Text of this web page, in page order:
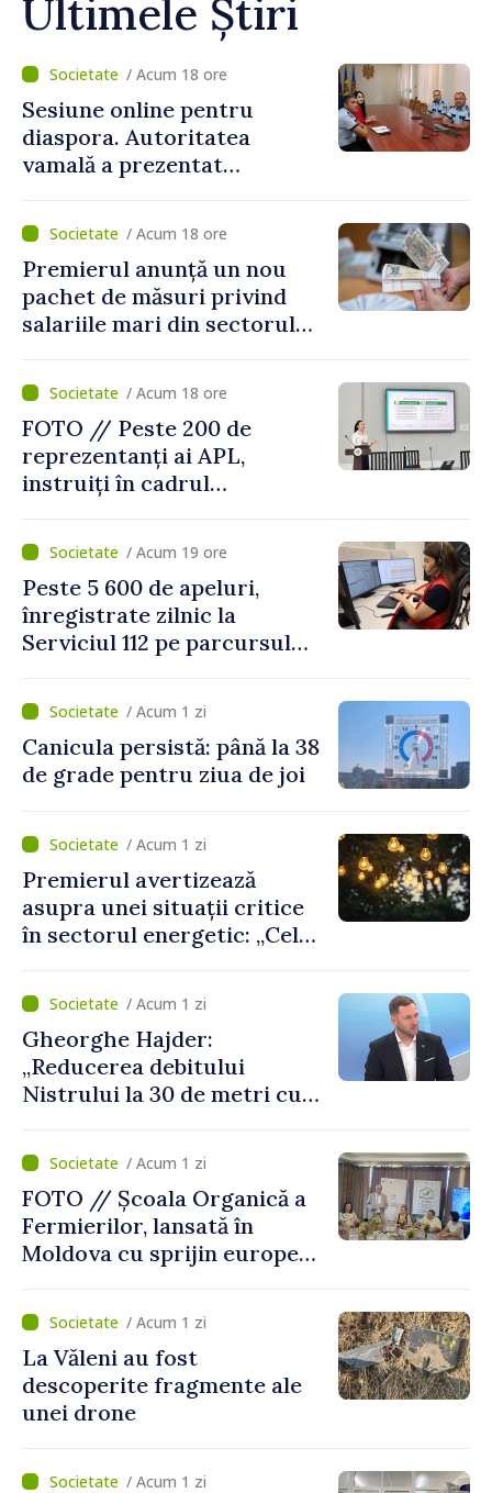
Ultimele Știri
/ Acum 18 ore
Sesiune online pentru
diaspora. Autoritatea
vamală a prezentat
revenirea în țară
/ Acum 18 ore
Premierul anunță un nou
pachet de măsuri privind
salariile mari din sectorul
/ Acum 18 ore
FOTO // Peste 200 de
reprezentanți ai APL,
instruiți în cadrul
Mediu privind aplicarea a
două regulamente din
domeniu
/ Acum 19 ore
Peste 5 600 de apeluri,
înregistrate zilnic la
Serviciul 112 pe parcursul
cetățeni au solicitat
ambulanța/ Acum 1 zi
Canicula persistă: până la 38
de grade pentru ziua de joi
/ Acum 1 zi
Premierul avertizează
asupra unei situații critice
în sectorul energetic: „Cel
putea cumpăra nici curent
de avarie”/ Acum 1 zi
Gheorghe Hajder:
„Reducerea debitului
Nistrului la 30 de metri cubi
„catastrofă naturală”
/ Acum 1 zi
FOTO // Școala Organică a
Fermierilor, lansată în
Moldova cu sprijin european
agriculturii durabile
/ Acum 1 zi
La Văleni au fost
descoperite fragmente ale
unei drone
/ Acum 1 zi